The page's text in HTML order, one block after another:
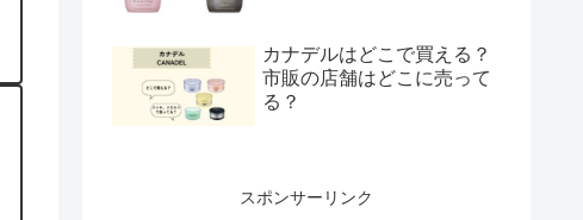
カナデルはどこで買える？
市販の店舗はどこに売って
る？
スポンサーリンク